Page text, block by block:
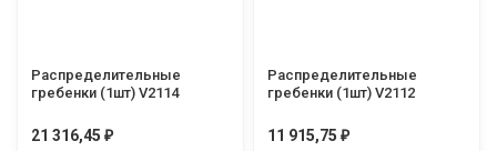
Распределительные
гребенки (1шт) V2114
21 316,45 ₽
Распределительные
гребенки (1шт) V2112
11 915,75 ₽